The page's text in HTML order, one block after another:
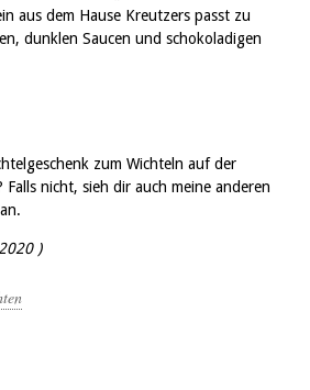
aus dem Hause Kreutzers passt zu
dunklen Saucen und schokoladigen
zum Wichteln auf der
Falls nicht, sieh dir auch meine anderen
an.
)